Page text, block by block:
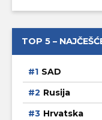
TOP 5 –
SAD
Rusija
Hrvatska